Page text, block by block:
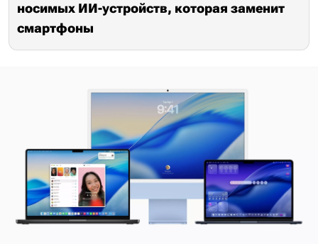
носимых ИИ-устройств, которая заменит
смартфоны